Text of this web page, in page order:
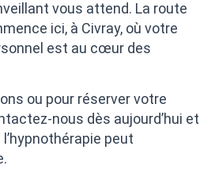
vous attend. La route
ici, à Civray, où votre
est au cœur des
ou pour réserver votre
nous dès aujourd’hui et
peut